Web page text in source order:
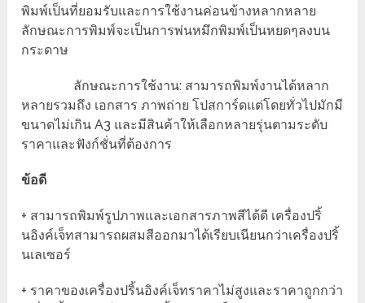
พิมพ์เป็นที่ยอมรับและการใช้งานค่อนข้างหลากหลาย
ลักษณะการพิมพ์จะเป็นการพ่นหมึกพิมพ์เป็นหยดๆลงบน
กระดาษ
ลักษณะการใช้งาน: สามารถพิมพ์งานได้หลาก
หลายรวมถึง เอกสาร ภาพถ่าย โปสการ์ดแต่โดยทั่วไปมักมี
ขนาดไม่เกิน A3 และมีสินค้าให้เลือกหลายรุ่นตามระดับ
ราคาและฟังก์ชั่นที่ต้องการ
ข้อดี
+ สามารถพิมพ์รูปภาพและเอกสารภาพสีได้ดี เครื่องปริ้
นอิงค์เจ็ทสามารถผสมสีออกมาได้เรียบเนียนกว่าเครื่องปริ้
นเลเซอร์
+ ราคาของเครื่องปริ้นอิงค์เจ็ทราคาไม่สูงและราคาถูกกว่า